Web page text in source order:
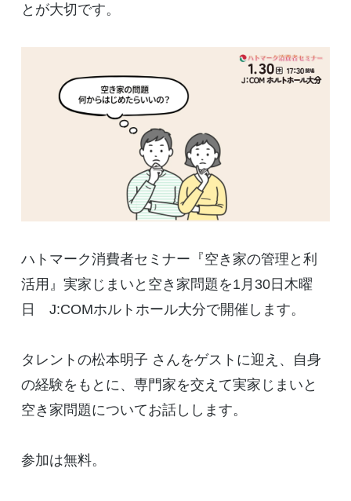
とが大切です。
ハトマーク消費者セミナー『空き家の管理と利
活用』実家じまいと空き家問題を1月30日木曜
日 J:COMホルトホール大分で開催します。
タレントの松本明子 さんをゲストに迎え、自身
の経験をもとに、専門家を交えて実家じまいと
空き家問題についてお話しします。
参加は無料。